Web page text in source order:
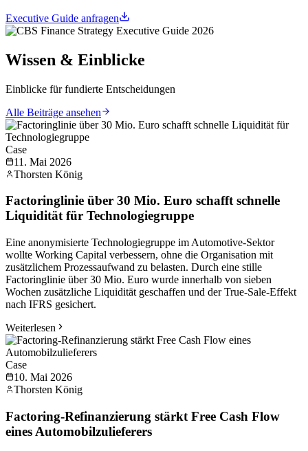
Executive Guide anfragen
Wissen & Einblicke
Einblicke für fundierte Entscheidungen
Alle Beiträge ansehen
Case
11. Mai 2026
Thorsten König
Factoringlinie über 30 Mio. Euro schafft schnelle
Liquidität für Technologiegruppe
Eine anonymisierte Technologiegruppe im Automotive-Sektor
wollte Working Capital verbessern, ohne die Organisation mit
zusätzlichem Prozessaufwand zu belasten. Durch eine stille
Factoringlinie über 30 Mio. Euro wurde innerhalb von sieben
Wochen zusätzliche Liquidität geschaffen und der True-Sale-Effekt
nach IFRS gesichert.
Weiterlesen
Case
10. Mai 2026
Thorsten König
Factoring-Refinanzierung stärkt Free Cash Flow
eines Automobilzulieferers